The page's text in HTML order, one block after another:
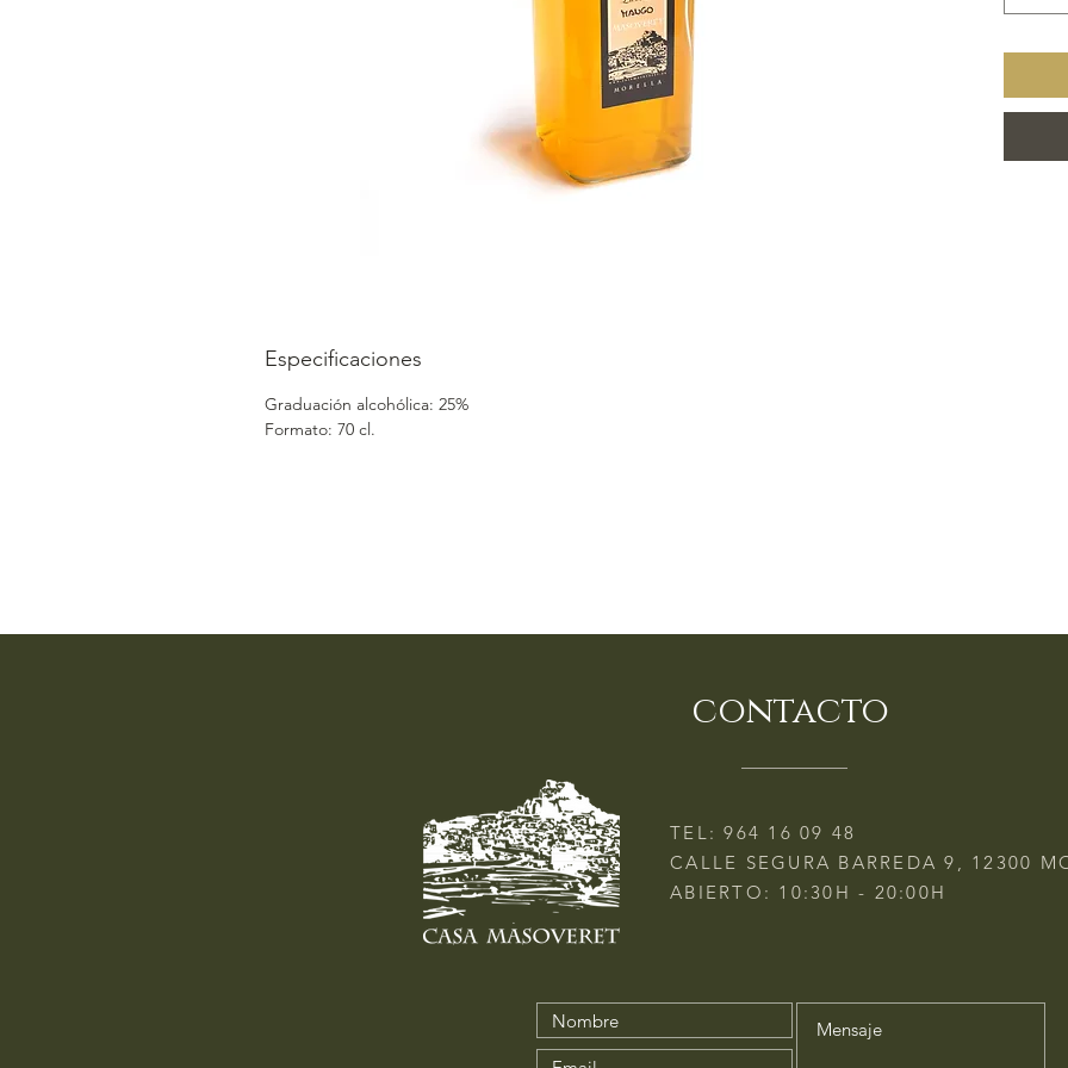
Especificaciones
Graduación alcohólica: 25%
Formato: 70 cl.
contacto
TEL:964 16 09 48
CALLE SEGURA BARREDA 9, 12300
ABIERTO: 10:30H - 20:00H